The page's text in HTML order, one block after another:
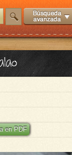
en PDF